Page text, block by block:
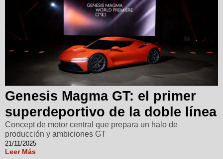
Genesis Magma GT: el primer
superdeportivo de la doble línea
Concept de motor central que prepara un halo de
producción y ambiciones GT
21/11/2025
Leer Más